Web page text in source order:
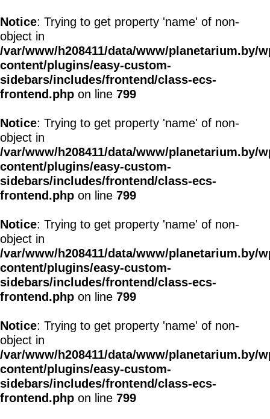
Notice: Trying to get property 'name' of non-
object in
/var/www/h208411/data/www/planetarium.by/
content/plugins/easy-custom-
sidebars/includes/frontend/class-ecs-
frontend.php on line 799
Notice: Trying to get property 'name' of non-
object in
/var/www/h208411/data/www/planetarium.by/
content/plugins/easy-custom-
sidebars/includes/frontend/class-ecs-
frontend.php on line 799
Notice: Trying to get property 'name' of non-
object in
/var/www/h208411/data/www/planetarium.by/
content/plugins/easy-custom-
sidebars/includes/frontend/class-ecs-
frontend.php on line 799
Notice: Trying to get property 'name' of non-
object in
/var/www/h208411/data/www/planetarium.by/
content/plugins/easy-custom-
sidebars/includes/frontend/class-ecs-
frontend.php on line 799